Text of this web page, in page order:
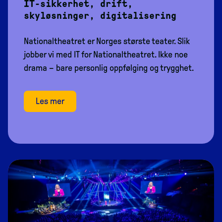
IT-sikkerhet, drift,
skyløsninger, digitalisering
Nationaltheatret er Norges største teater. Slik
jobber vi med IT for Nationaltheatret. Ikke noe
drama – bare personlig oppfølging og trygghet.
Les mer